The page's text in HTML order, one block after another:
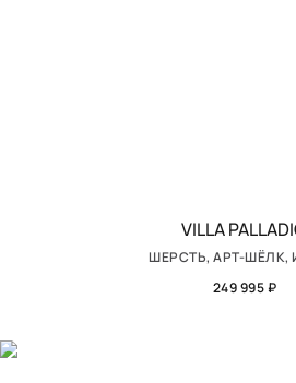
VILLA
ШЕРСТЬ, АРТ-ШЁЛК,
249 995 ₽